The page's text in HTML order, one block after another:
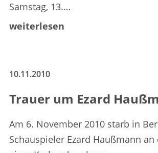
Samstag, 13.…
weiterlesen
10.11.2010
Trauer um Ezard
Am 6. November 2010 starb in
Schauspieler Ezard Haußmann an